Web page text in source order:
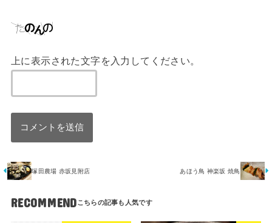
上に表示された文字を入力してください。
塚田農場 赤坂見附店 あほう鳥 神楽坂 焼鳥
RECOMMEND